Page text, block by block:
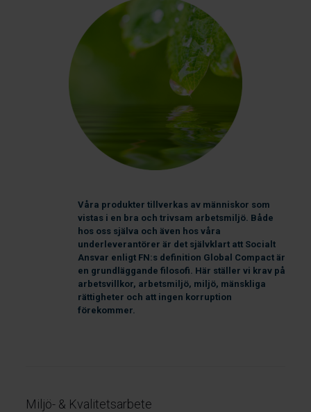
Våra produkter tillverkas av människor som
vistas i en bra och trivsam arbetsmiljö. Både
hos oss själva och även hos våra
underleverantörer är det självklart att Socialt
Ansvar enligt FN:s definition Global Compact är
en grundläggande filosofi. Här ställer vi krav på
arbetsvillkor, arbetsmiljö, miljö, mänskliga
rättigheter och att ingen korruption
förekommer.
Miljö- & Kvalitetsarbete